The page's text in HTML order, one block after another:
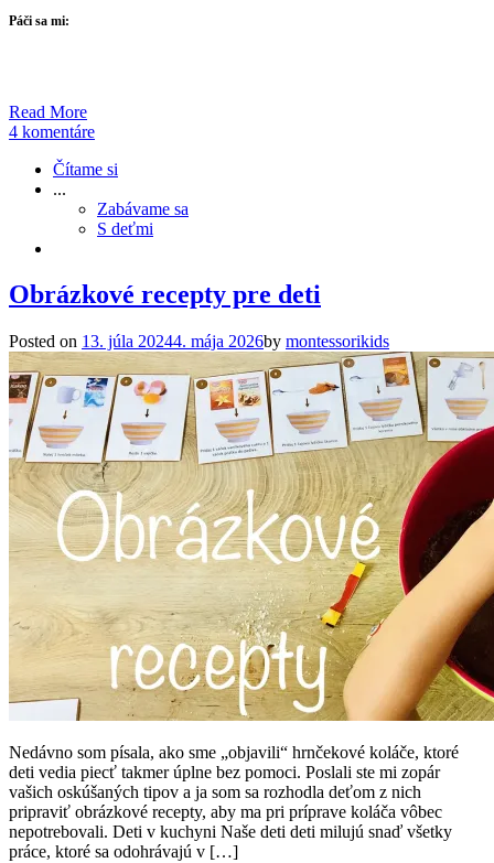
Páči sa mi:
Read More
4 komentáre
Čítame si
...
Zabávame sa
S deťmi
Obrázkové recepty pre deti
Posted on 13. júla 20244. mája 2026by montessorikids
Nedávno som písala, ako sme „objavili“ hrnčekové koláče, ktoré
deti vedia piecť takmer úplne bez pomoci. Poslali ste mi zopár
vašich oskúšaných tipov a ja som sa rozhodla deťom z nich
pripraviť obrázkové recepty, aby ma pri príprave koláča vôbec
nepotrebovali. Deti v kuchyni Naše deti deti milujú snaď všetky
práce, ktoré sa odohrávajú v […]